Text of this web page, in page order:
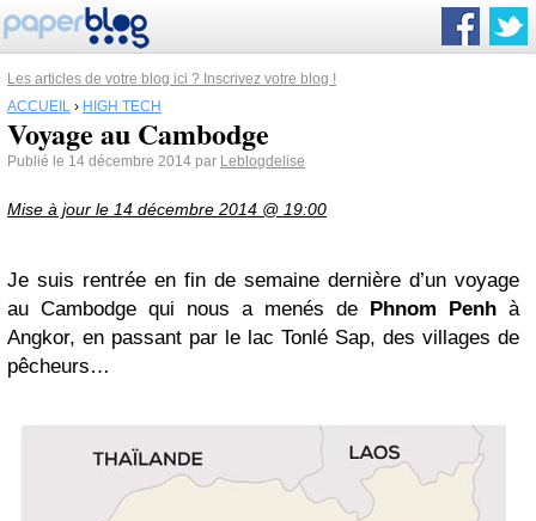
Les articles de votre blog ici ? Inscrivez votre blog !
ACCUEIL › HIGH TECH
Voyage au Cambodge
Publié le 14 décembre 2014 par Leblogdelise
Mise à jour le 14 décembre 2014 @ 19:00
Je suis rentrée en fin de semaine dernière d’un voyage
au Cambodge qui nous a menés de Phnom Penh à
Angkor, en passant par le lac Tonlé Sap, des villages de
pêcheurs…